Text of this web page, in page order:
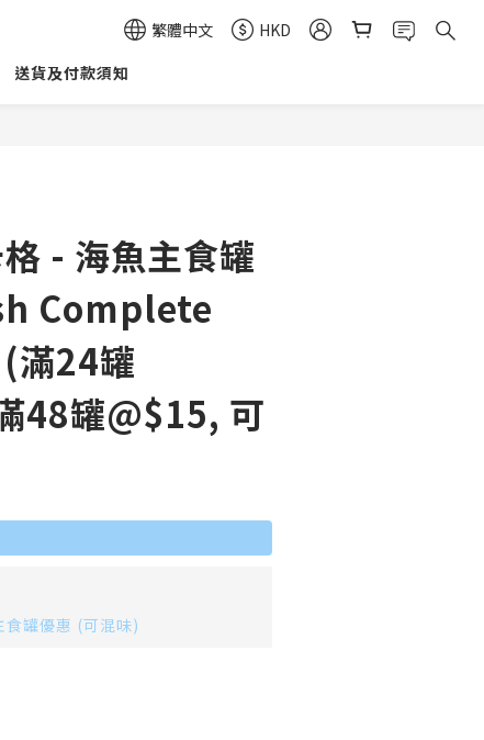
繁體中文
HKD
送貨及付款須知
- 海魚主食罐
Complete
滿24罐
48罐@$15, 可
罐優惠 (可混味)